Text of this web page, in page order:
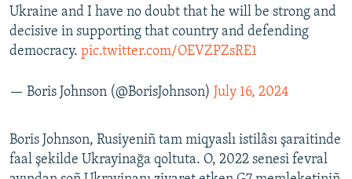
Ukraine and I have no doubt that he will be strong and
decisive in supporting that country and defending
democracy. pic.twitter.com/OEVZPZsRE1
— Boris Johnson (@BorisJohnson) July 16, 2024
Boris Johnson, Rusiyeniñ tam miqyaslı istilâsı şaraitinde
faal şekilde Ukrayinağa qoltuta. O, 2022 senesi fevral